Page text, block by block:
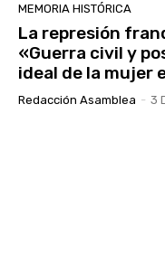
MEMORIA HISTÓRICA
La represión
«Guerra civil y
ideal de la mujer
Redacción Asamblea - 3